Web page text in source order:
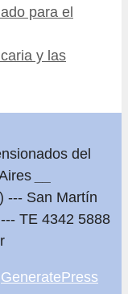
para el
y las
del
--- San Martín
TE 4342 5888
GeneratePress